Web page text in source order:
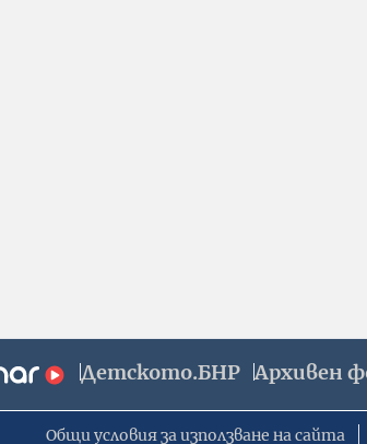
Детското.БНР Архивен
Общи условия за използване на сайта